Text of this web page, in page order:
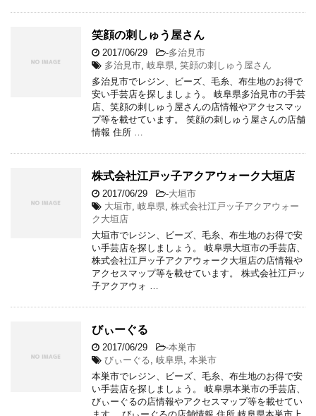
笑顔の刺しゅう屋さん
2017/06/29 -多治見市
多治見市 岐阜県 笑顔の刺しゅう屋さん
多治見市でレジン、ビーズ、毛糸、布生地のお得で
安い手芸店を探しましょう。 岐阜県多治見市の手芸
店、笑顔の刺しゅう屋さんの店情報やアクセスマッ
プ等を載せています。 笑顔の刺しゅう屋さんの店舗
情報 住所 …
株式会社江戸ッ子アクアウォーク大垣店
2017/06/29 -大垣市
大垣市 岐阜県 株式会社江戸ッ子アクアウォー
ク大垣店
大垣市でレジン、ビーズ、毛糸、布生地のお得で安
い手芸店を探しましょう。 岐阜県大垣市の手芸店、
株式会社江戸ッ子アクアウォーク大垣店の店情報や
アクセスマップ等を載せています。 株式会社江戸ッ
子アクアウォ …
びぃーぐる
2017/06/29 -本巣市
びぃーぐる 岐阜県 本巣市
本巣市でレジン、ビーズ、毛糸、布生地のお得で安
い手芸店を探しましょう。 岐阜県本巣市の手芸店、
びぃーぐるの店情報やアクセスマップ等を載せてい